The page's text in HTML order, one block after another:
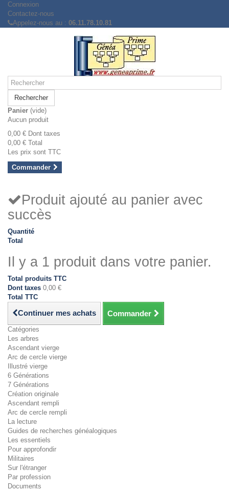
Connexion
Contactez-nous
Appelez-nous au : 06.11.78.10.81
Rechercher
Panier (vide)
Aucun produit
0,00 € Dont taxes
0,00 € Total
Les prix sont TTC
Commander
Produit ajouté au panier avec
succès
Quantité
Total
Il y a 1 produit dans votre panier.
Total produits TTC
Dont taxes 0,00 €
Total TTC
Continuer mes achats Commander
Catégories
Les arbres
Ascendant vierge
Arc de cercle vierge
Illustré vierge
6 Générations
7 Générations
Création originale
Ascendant rempli
Arc de cercle rempli
La lecture
Guides de recherches généalogiques
Les essentiels
Pour approfondir
Militaires
Sur l'étranger
Par profession
Documents